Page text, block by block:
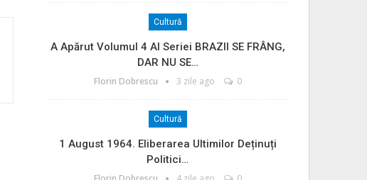
Cultură
A Apărut Volumul 4 Al Seriei BRAZII SE FRÂNG,
DAR NU SE…
Florin Dobrescu 3 zile ago 0
Cultură
1 August 1964. Eliberarea Ultimilor Deținuți
Politici…